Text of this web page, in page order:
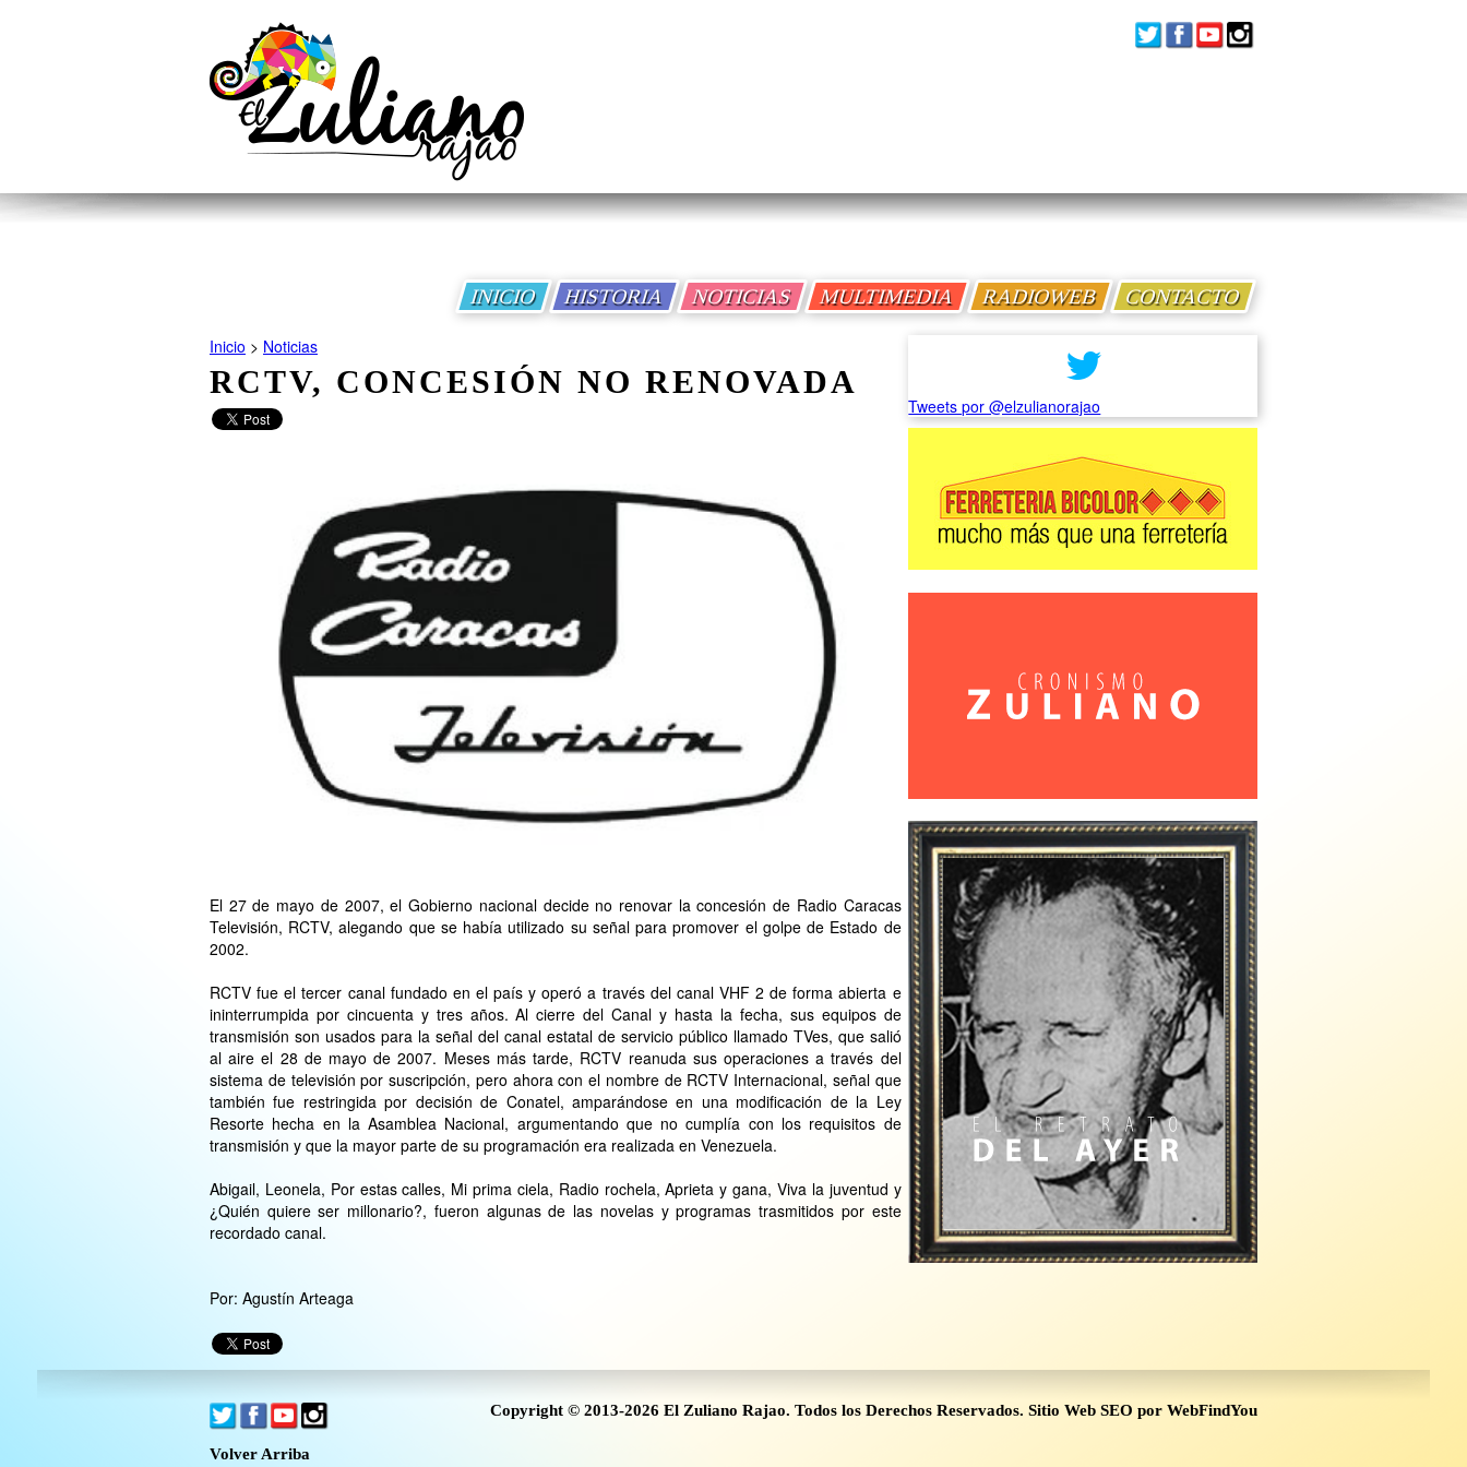
INICIO HISTORIA NOTICIAS MULTIMEDIA RADIOWEB CONTACTO
Inicio > Noticias
RCTV, CONCESIÓN NO RENOVADA
El 27 de mayo de 2007, el Gobierno nacional decide no renovar la concesión de Radio Caracas
Televisión, RCTV, alegando que se había utilizado su señal para promover el golpe de Estado de
2002.
RCTV fue el tercer canal fundado en el país y operó a través del canal VHF 2 de forma abierta e
ininterrumpida por cincuenta y tres años. Al cierre del Canal y hasta la fecha, sus equipos de
transmisión son usados para la señal del canal estatal de servicio público llamado TVes, que salió
al aire el 28 de mayo de 2007. Meses más tarde, RCTV reanuda sus operaciones a través del
sistema de televisión por suscripción, pero ahora con el nombre de RCTV Internacional, señal que
también fue restringida por decisión de Conatel, amparándose en una modificación de la Ley
Resorte hecha en la Asamblea Nacional, argumentando que no cumplía con los requisitos de
transmisión y que la mayor parte de su programación era realizada en Venezuela.
Abigail, Leonela, Por estas calles, Mi prima ciela, Radio rochela, Aprieta y gana, Viva la juventud y
¿Quién quiere ser millonario?, fueron algunas de las novelas y programas trasmitidos por este
recordado canal.
Por: Agustín Arteaga
Tweets por @elzulianorajao
Copyright © 2013-2026 El Zuliano Rajao. Todos los Derechos Reservados. Sitio Web SEO por WebFindYou
Volver Arriba